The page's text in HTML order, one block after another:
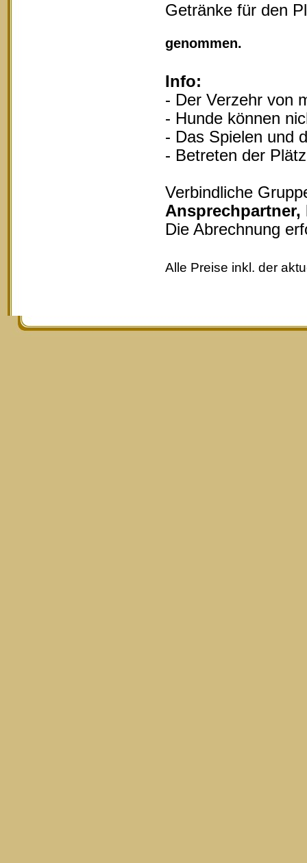
Getränke für den
genommen.
Info:
- Der Verzehr von
- Hunde können
- Das Spielen und
- Betreten der
Verbindliche
Die Abrechnung
Alle Preise inkl. der